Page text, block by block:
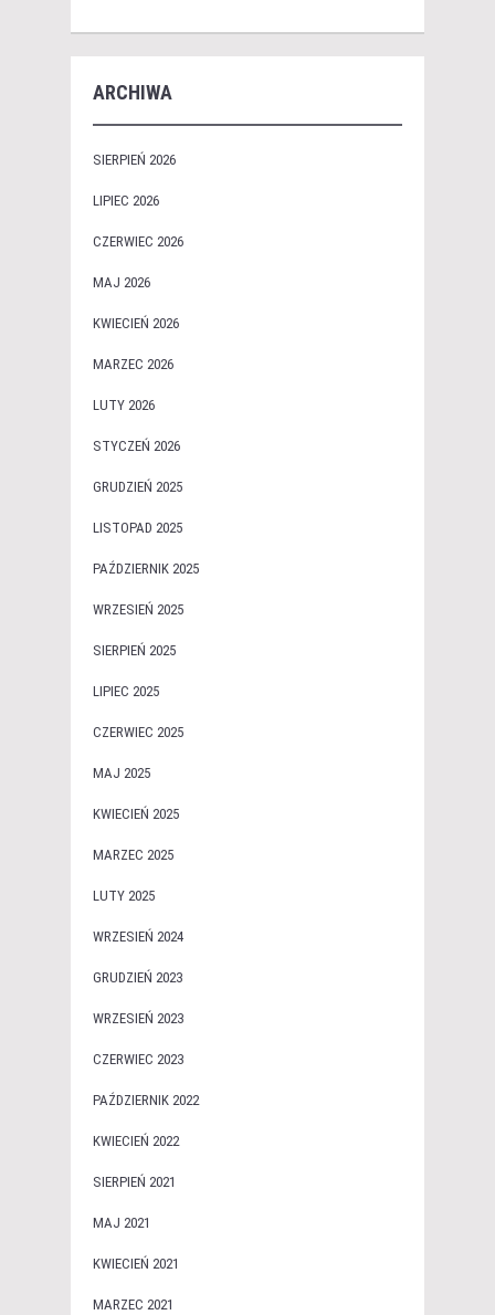
ARCHIWA
SIERPIEŃ 2026
LIPIEC 2026
CZERWIEC 2026
MAJ 2026
KWIECIEŃ 2026
MARZEC 2026
LUTY 2026
STYCZEŃ 2026
GRUDZIEŃ 2025
LISTOPAD 2025
PAŹDZIERNIK 2025
WRZESIEŃ 2025
SIERPIEŃ 2025
LIPIEC 2025
CZERWIEC 2025
MAJ 2025
KWIECIEŃ 2025
MARZEC 2025
LUTY 2025
WRZESIEŃ 2024
GRUDZIEŃ 2023
WRZESIEŃ 2023
CZERWIEC 2023
PAŹDZIERNIK 2022
KWIECIEŃ 2022
SIERPIEŃ 2021
MAJ 2021
KWIECIEŃ 2021
MARZEC 2021